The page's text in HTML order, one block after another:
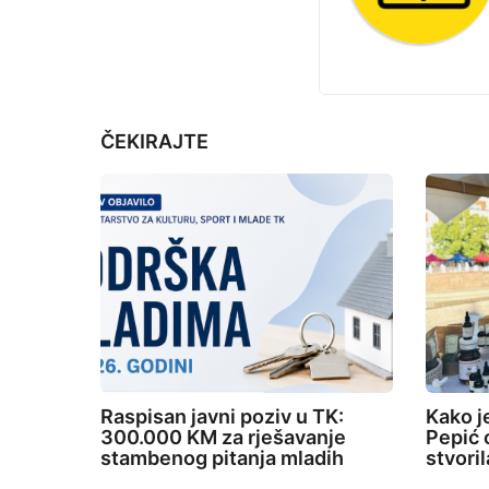
t
o
n
ČEKIRAJTE
Raspisan javni poziv u TK:
300.000 KM za rješavanje
stambenog pitanja mladih
Kako
Pepić